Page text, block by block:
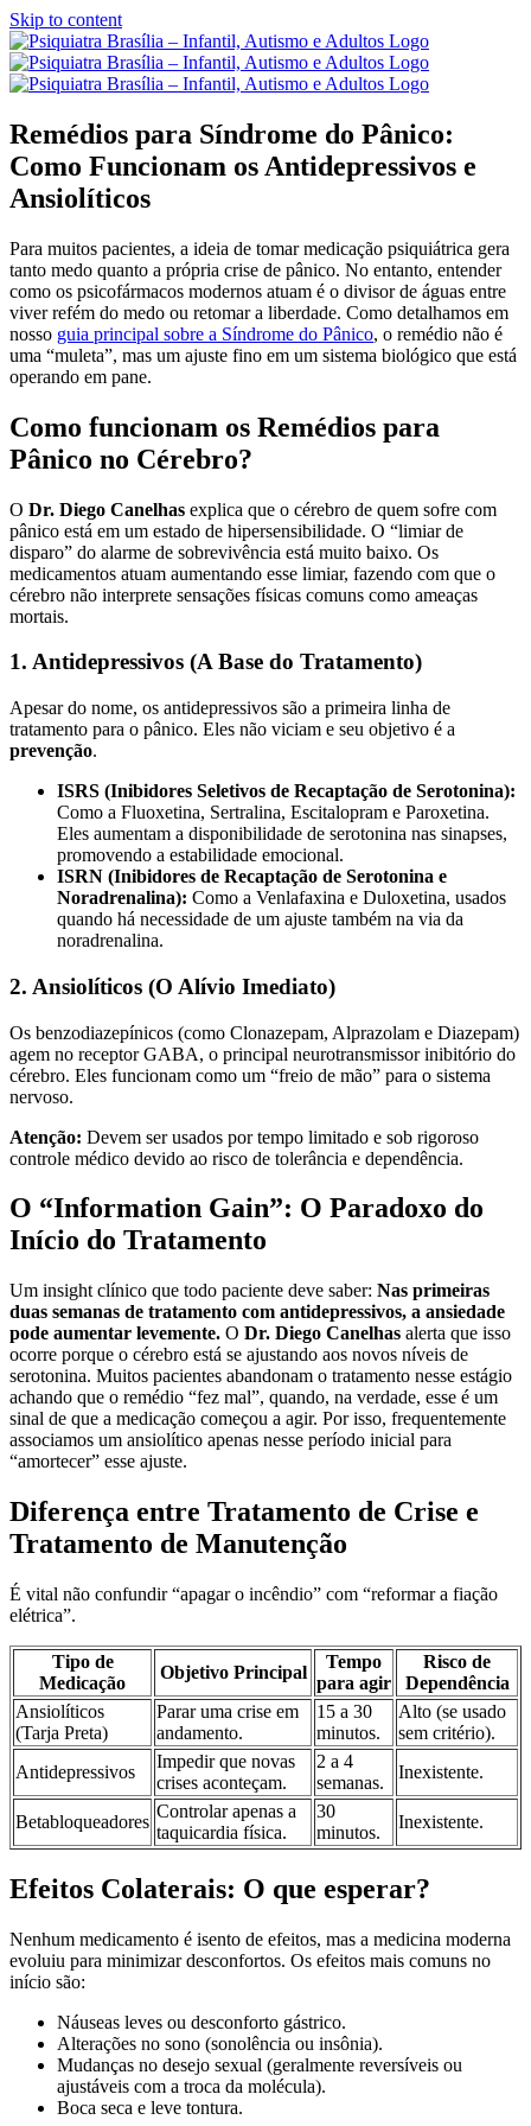
Skip to content
Remédios para Síndrome do Pânico:
Como Funcionam os Antidepressivos e
Ansiolíticos
Para muitos pacientes, a ideia de tomar medicação psiquiátrica gera
tanto medo quanto a própria crise de pânico. No entanto, entender
como os psicofármacos modernos atuam é o divisor de águas entre
viver refém do medo ou retomar a liberdade. Como detalhamos em
nosso guia principal sobre a Síndrome do Pânico, o remédio não é
uma “muleta”, mas um ajuste fino em um sistema biológico que está
operando em pane.
Como funcionam os Remédios para
Pânico no Cérebro?
O Dr. Diego Canelhas explica que o cérebro de quem sofre com
pânico está em um estado de hipersensibilidade. O “limiar de
disparo” do alarme de sobrevivência está muito baixo. Os
medicamentos atuam aumentando esse limiar, fazendo com que o
cérebro não interprete sensações físicas comuns como ameaças
mortais.
1. Antidepressivos (A Base do Tratamento)
Apesar do nome, os antidepressivos são a primeira linha de
tratamento para o pânico. Eles não viciam e seu objetivo é a
prevenção.
ISRS (Inibidores Seletivos de Recaptação de Serotonina):
Como a Fluoxetina, Sertralina, Escitalopram e Paroxetina.
Eles aumentam a disponibilidade de serotonina nas sinapses,
promovendo a estabilidade emocional.
ISRN (Inibidores de Recaptação de Serotonina e
Noradrenalina): Como a Venlafaxina e Duloxetina, usados
quando há necessidade de um ajuste também na via da
noradrenalina.
2. Ansiolíticos (O Alívio Imediato)
Os benzodiazepínicos (como Clonazepam, Alprazolam e Diazepam)
agem no receptor GABA, o principal neurotransmissor inibitório do
cérebro. Eles funcionam como um “freio de mão” para o sistema
nervoso.
Atenção: Devem ser usados por tempo limitado e sob rigoroso
controle médico devido ao risco de tolerância e dependência.
O “Information Gain”: O Paradoxo do
Início do Tratamento
Um insight clínico que todo paciente deve saber: Nas primeiras
duas semanas de tratamento com antidepressivos, a ansiedade
pode aumentar levemente. O Dr. Diego Canelhas alerta que isso
ocorre porque o cérebro está se ajustando aos novos níveis de
serotonina. Muitos pacientes abandonam o tratamento nesse estágio
achando que o remédio “fez mal”, quando, na verdade, esse é um
sinal de que a medicação começou a agir. Por isso, frequentemente
associamos um ansiolítico apenas nesse período inicial para
“amortecer” esse ajuste.
Diferença entre Tratamento de Crise e
Tratamento de Manutenção
É vital não confundir “apagar o incêndio” com “reformar a fiação
elétrica”.
Tipo de
Medicação
Objetivo Principal
Tempo
para agir
Risco de
Dependência
Ansiolíticos
(Tarja Preta)
Parar uma crise em
andamento.
15 a 30
minutos.
Alto (se usado
sem critério).
Antidepressivos
Impedir que novas
crises aconteçam.
2 a 4
semanas.
Inexistente.
Betabloqueadores
Controlar apenas a
taquicardia física.
30
minutos.
Inexistente.
Efeitos Colaterais: O que esperar?
Nenhum medicamento é isento de efeitos, mas a medicina moderna
evoluiu para minimizar desconfortos. Os efeitos mais comuns no
início são:
Náuseas leves ou desconforto gástrico.
Alterações no sono (sonolência ou insônia).
Mudanças no desejo sexual (geralmente reversíveis ou
ajustáveis com a troca da molécula).
Boca seca e leve tontura.